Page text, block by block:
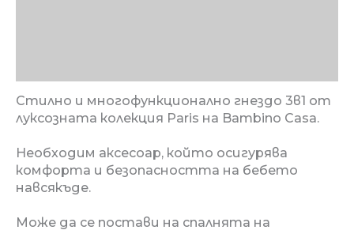
Стилно и многофункционално гнездо 3в1 от
луксозната колекция Paris на Bambino Casa.
Необходим аксесоар, който осигурява
комфорта и безопасността на бебето
навсякъде.
Може да се постави на спалнята на